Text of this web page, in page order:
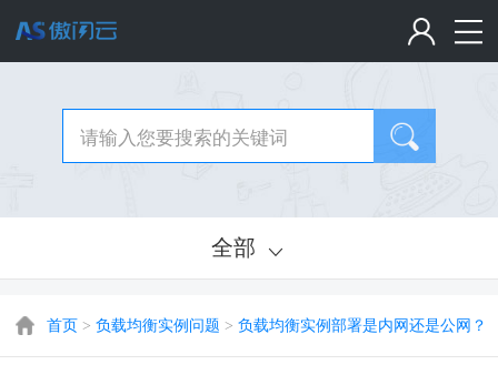
全部
首页 > 负载均衡实例问题 > 负载均衡实例部署是内网还是公网？